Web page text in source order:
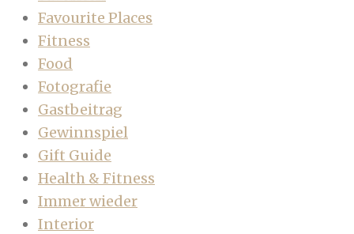
Favourite Places
Fitness
Food
Fotografie
Gastbeitrag
Gewinnspiel
Gift Guide
Health & Fitness
Immer wieder
Interior